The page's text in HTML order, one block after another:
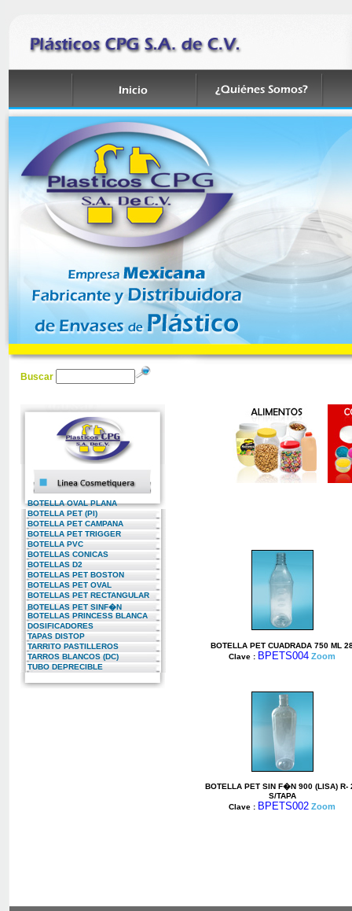
Buscar
BOTELLA OVAL PLANA
BOTELLA PET (PI)
BOTELLA PET CAMPANA
BOTELLA PET TRIGGER
BOTELLA PVC
BOTELLAS CONICAS
BOTELLAS D2
BOTELLAS PET BOSTON
BOTELLAS PET OVAL
BOTELLAS PET RECTANGULAR
BOTELLAS PET SINF�N
BOTELLAS PRINCESS BLANCA
DOSIFICADORES
TAPAS DISTOP
TARRITO PASTILLEROS
TARROS BLANCOS (DC)
TUBO DEPRECIBLE
BOTELLA PET CUADRADA 750 ML
Clave : BPETS004 Zoom
BOTELLA PET SIN F�N 900 (LISA) R-
S/TAPA
Clave : BPETS002 Zoom